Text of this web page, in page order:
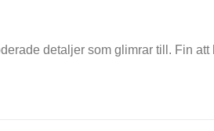
detaljer som glimrar till. Fin